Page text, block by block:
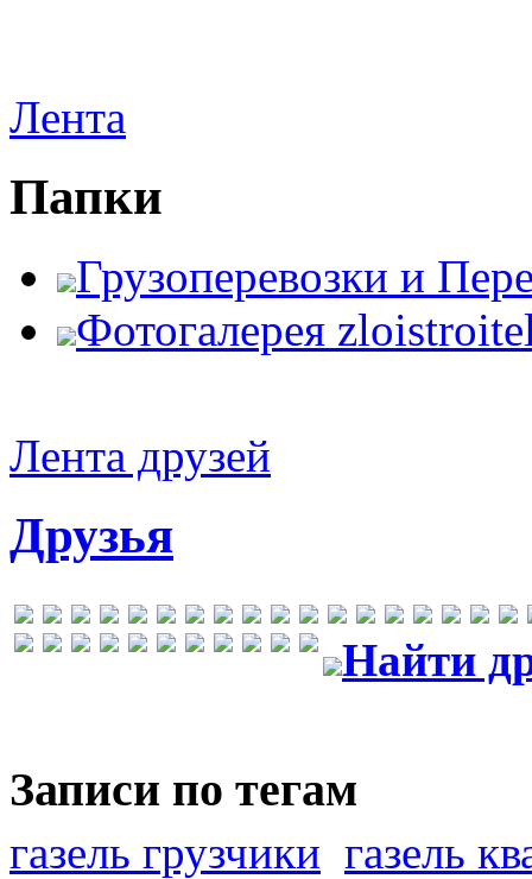
Лента
Папки
Грузоперевозки и
Фотогалерея
Лента друзей
Друзья
Найти
Записи по тегам
газель грузчики газель